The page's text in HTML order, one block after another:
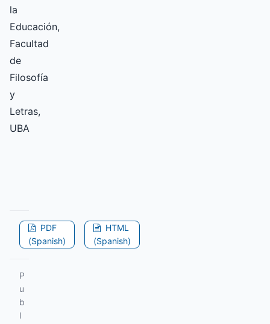
la
Educación,
Facultad
de
Filosofía
y
Letras,
UBA
PDF
(Spanish)
HTML
(Spanish)
P
u
b
l